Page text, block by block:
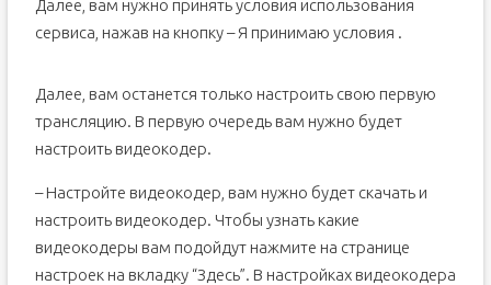
Далее, вам нужно принять условия использования
сервиса, нажав на кнопку – Я принимаю условия .
Далее, вам останется только настроить свою первую
трансляцию. В первую очередь вам нужно будет
настроить видеокодер.
– Настройте видеокодер, вам нужно будет скачать и
настроить видеокодер. Чтобы узнать какие
видеокодеры вам подойдут нажмите на странице
настроек на вкладку “Здесь”. В настройках видеокодера